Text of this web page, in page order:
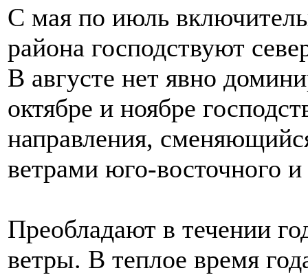
С мая по июль
района господствуют
В августе нет явно
октябре и ноябре
направления,
ветрами юго-восточного
Преобладают в течении
ветры. В теплое время